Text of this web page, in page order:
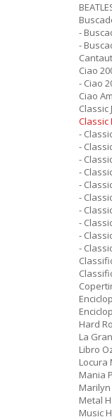
-
-
Ciao
- Ciao
Ciao
Classic
Classic
-
-
-
-
-
-
-
-
-
-
Hard
La
Libro
Locura
Mania
Metal
Music